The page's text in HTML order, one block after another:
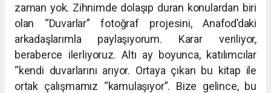
zaman yok. Zihnimde dolaşıp duran konulardan biri
olan “Duvarlar” fotoğraf projesini, Anafod’daki
arkadaşlarımla paylaşıyorum. Karar veriliyor,
beraberce ilerliyoruz. Altı ay boyunca, katılımcılar
“kendi duvarlarını arıyor. Ortaya çıkan bu kitap ile
ortak çalışmamız “kamulaşıyor”. Bize gelince, bu